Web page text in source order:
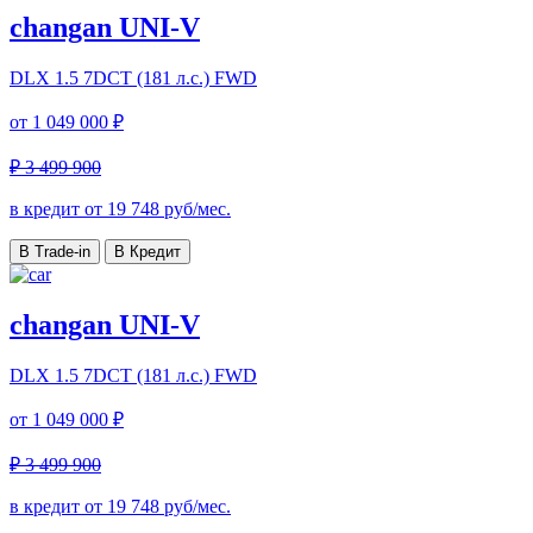
changan UNI-V
DLX 1.5 7DCT (181 л.с.) FWD
от 1 049 000 ₽
₽ 3 499 900
в кредит от 19 748 руб/мес.
В Trade-in В Кредит
changan UNI-V
DLX 1.5 7DCT (181 л.с.) FWD
от 1 049 000 ₽
₽ 3 499 900
в кредит от 19 748 руб/мес.